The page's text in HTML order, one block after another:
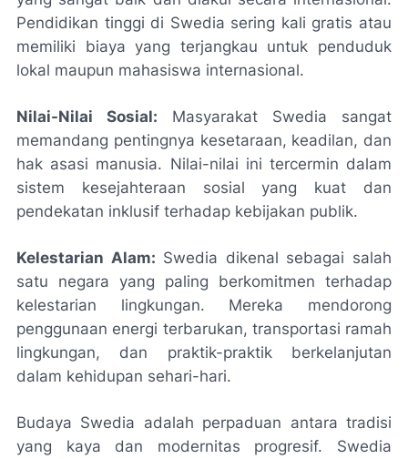
Pendidikan tinggi di Swedia sering kali gratis atau
memiliki biaya yang terjangkau untuk penduduk
lokal maupun mahasiswa internasional.
Nilai-Nilai Sosial: Masyarakat Swedia sangat
memandang pentingnya kesetaraan, keadilan, dan
hak asasi manusia. Nilai-nilai ini tercermin dalam
sistem kesejahteraan sosial yang kuat dan
pendekatan inklusif terhadap kebijakan publik.
Kelestarian Alam: Swedia dikenal sebagai salah
satu negara yang paling berkomitmen terhadap
kelestarian lingkungan. Mereka mendorong
penggunaan energi terbarukan, transportasi ramah
lingkungan, dan praktik-praktik berkelanjutan
dalam kehidupan sehari-hari.
Budaya Swedia adalah perpaduan antara tradisi
yang kaya dan modernitas progresif. Swedia